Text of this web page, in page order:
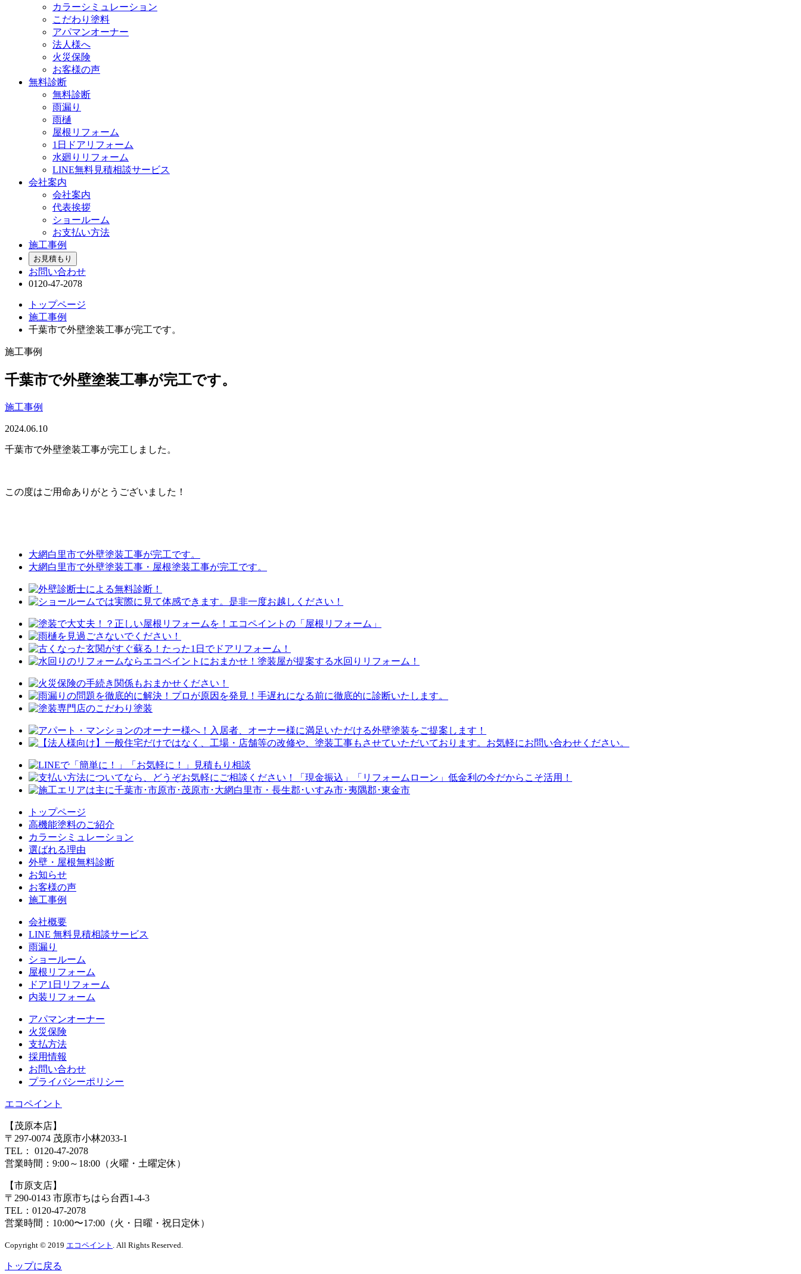
カラーシミュレーション
こだわり塗料
アパマンオーナー
法人様へ
火災保険
お客様の声
無料診断
無料診断
雨漏り
雨樋
屋根リフォーム
1日ドアリフォーム
水廻りリフォーム
LINE無料見積相談サービス
会社案内
会社案内
代表挨拶
ショールーム
お支払い方法
施工事例
お見積もり
お問い合わせ
0120-47-2078
トップページ
施工事例
千葉市で外壁塗装工事が完工です。
施工事例
千葉市で外壁塗装工事が完工です。
施工事例
2024.06.10
千葉市で外壁塗装工事が完工しました。
この度はご用命ありがとうございました！
大網白里市で外壁塗装工事が完工です。
大網白里市で外壁塗装工事・屋根塗装工事が完工です。
トップページ
⾼機能塗料のご紹介
カラーシミュレーション
選ばれる理由
外壁・屋根無料診断
お知らせ
お客様の声
施⼯事例
会社概要
LINE 無料⾒積相談サービス
⾬漏り
ショールーム
屋根リフォーム
ドア1⽇リフォーム
内装リフォーム
アパマンオーナー
⽕災保険
⽀払⽅法
採⽤情報
お問い合わせ
プライバシーポリシー
エコペイント
【茂原本店】
〒297-0074 茂原市小林2033-1
TEL：
0120-47-2078
営業時間： 9:00～18:00（火曜・土曜定休）
【市原支店】
〒290-0143 市原市ちはら台西1-4-3
TEL： 0120-47-2078
営業時間： 10:00〜17:00（火・日曜・祝日定休）
Copyright © 2019 エコペイント . All Rights Reserved.
トップに戻る